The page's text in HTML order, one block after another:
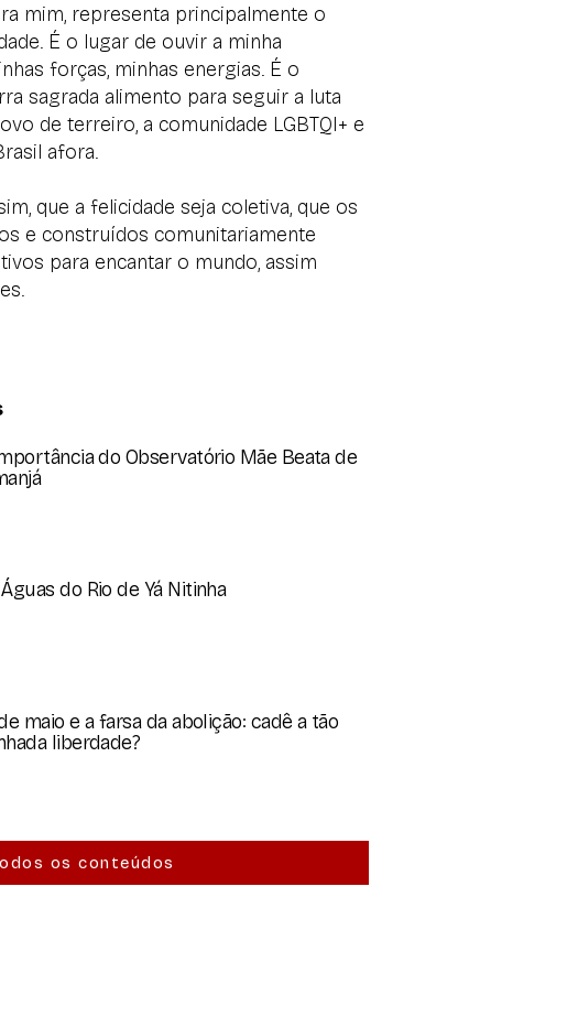
mim, representa principalmente o
É o lugar de ouvir a minha
forças, minhas energias. É o
sagrada alimento para seguir a luta
de terreiro, a comunidade LGBTQI+ e
afora.
que a felicidade seja coletiva, que os
e construídos comunitariamente
para encantar o mundo, assim
do Observatório Mãe Beata de
do Rio de Yá Nitinha
maio e a farsa da abolição: cadê a tão
liberdade?
os conteúdos